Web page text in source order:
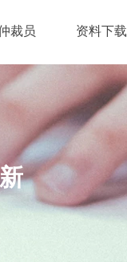
裁员 资料下载